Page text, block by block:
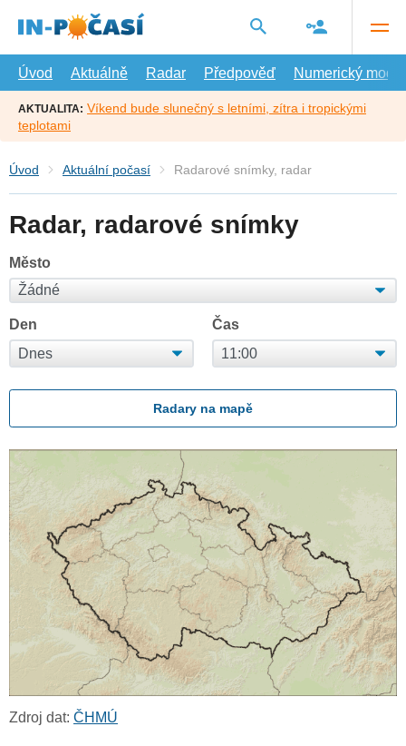
hlavní
Úvod
Aktuálně Radar Předpověď Numerický model
AKTUALITA: Víkend bude slunečný s letními, zítra i tropickými
teplotami
Úvod Aktuální počasí Radarové snímky, radar
Radar, radarové snímky
Město
Den Čas
Radary na mapě
Zdroj dat: ČHMÚ